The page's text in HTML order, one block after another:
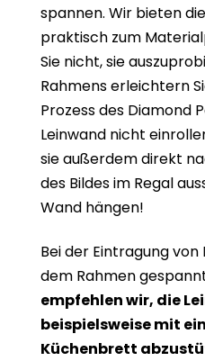
spannen. Wir bieten
praktisch zum
Sie nicht, sie
Rahmens erleichtern
Prozess des Diamond
Leinwand nicht
sie außerdem direkt
des Bildes im Regal
Wand hängen!
Bei der Eintragung
dem Rahmen
empfehlen wir, die
beispielsweise mit
Küchenbrett